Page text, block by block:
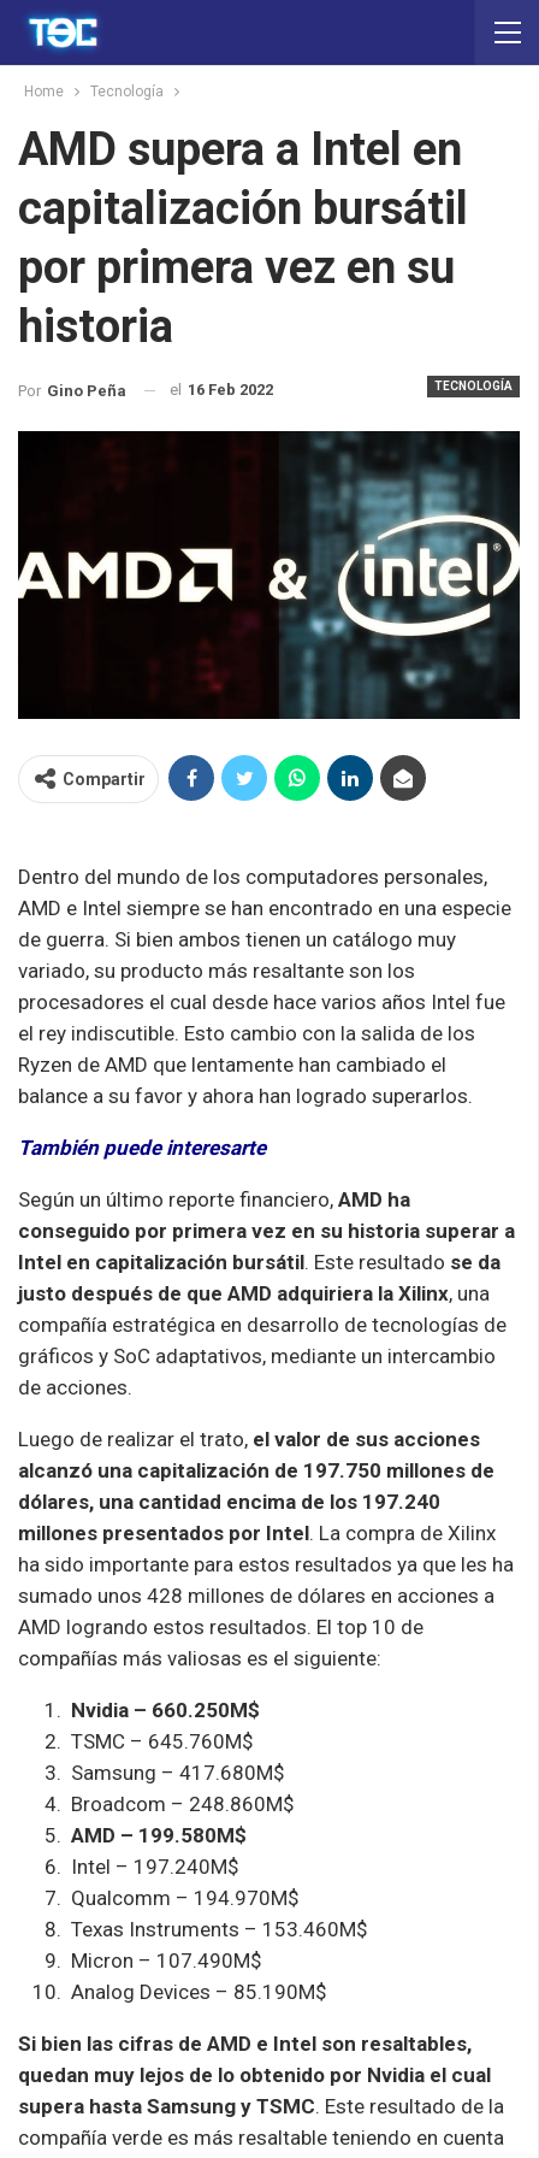
Home Tecnología
AMD supera a Intel en
capitalización bursátil
por primera vez en su
historia
TECNOLOGÍA
Por Gino Peña el 16 Feb 2022
Compartir
Dentro del mundo de los computadores personales,
AMD e Intel siempre se han encontrado en una especie
de guerra. Si bien ambos tienen un catálogo muy
variado, su producto más resaltante son los
procesadores el cual desde hace varios años Intel fue
el rey indiscutible. Esto cambio con la salida de los
Ryzen de AMD que lentamente han cambiado el
balance a su favor y ahora han logrado superarlos.
También puede interesarte
Según un último reporte financiero, AMD ha
conseguido por primera vez en su historia superar a
Intel en capitalización bursátil. Este resultado se da
justo después de que AMD adquiriera la Xilinx, una
compañía estratégica en desarrollo de tecnologías de
gráficos y SoC adaptativos, mediante un intercambio
de acciones.
Luego de realizar el trato, el valor de sus acciones
alcanzó una capitalización de 197.750 millones de
dólares, una cantidad encima de los 197.240
millones presentados por Intel. La compra de Xilinx
ha sido importante para estos resultados ya que les ha
sumado unos 428 millones de dólares en acciones a
AMD logrando estos resultados. El top 10 de
compañías más valiosas es el siguiente:
Nvidia – 660.250M$
TSMC – 645.760M$
Samsung – 417.680M$
Broadcom – 248.860M$
AMD – 199.580M$
Intel – 197.240M$
Qualcomm – 194.970M$
Texas Instruments – 153.460M$
Micron – 107.490M$
Analog Devices – 85.190M$
Si bien las cifras de AMD e Intel son resaltables,
quedan muy lejos de lo obtenido por Nvidia el cual
supera hasta Samsung y TSMC. Este resultado de la
compañía verde es más resaltable teniendo en cuenta